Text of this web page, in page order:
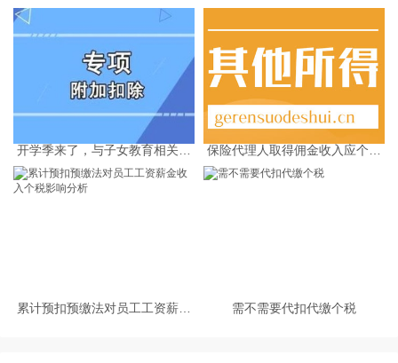
开学季来了，与子女教育相关的
保险代理人取得佣金收入应个税
累计预扣预缴法对员工工资薪金
需不需要代扣代缴个税